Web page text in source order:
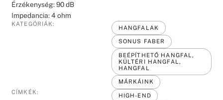
Érzékenység: 90 dB
Impedancia: 4 ohm
KATEGÓRIÁK:
HANGFALAK
SONUS FABER
BEÉPÍTHETŐ HANGFAL,
KÜLTÉRI HANGFAL,
HANGFAL
MÁRKÁINK
CÍMKÉK:
HIGH-END